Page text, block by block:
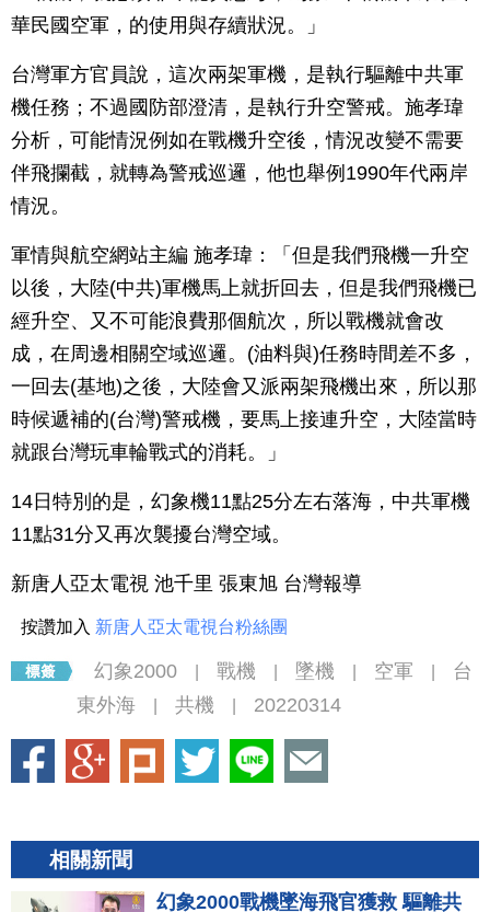
華民國空軍，的使用與存續狀況。」
台灣軍方官員說，這次兩架軍機，是執行驅離中共軍
機任務；不過國防部澄清，是執行升空警戒。施孝瑋
分析，可能情況例如在戰機升空後，情況改變不需要
伴飛攔截，就轉為警戒巡邏，他也舉例1990年代兩岸
情況。
軍情與航空網站主編 施孝瑋：「但是我們飛機一升空
以後，大陸(中共)軍機馬上就折回去，但是我們飛機已
經升空、又不可能浪費那個航次，所以戰機就會改
成，在周邊相關空域巡邏。(油料與)任務時間差不多，
一回去(基地)之後，大陸會又派兩架飛機出來，所以那
時候遞補的(台灣)警戒機，要馬上接連升空，大陸當時
就跟台灣玩車輪戰式的消耗。」
14日特別的是，幻象機11點25分左右落海，中共軍機
11點31分又再次襲擾台灣空域。
新唐人亞太電視 池千里 張東旭 台灣報導
按讚加入 新唐人亞太電視台粉絲團
幻象2000 戰機 墜機 空軍
台
東外海
共機 20220314
相關新聞
幻象2000戰機墜海飛官獲救 驅離共